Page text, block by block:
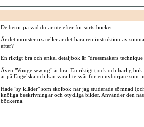
De beror på vad du är ute efter för sorts böcker.
Är det mönster oxå eller är det bara ren instruktion av
efter?
En riktigt bra och enkel detaljbok är "dressmakers
Även "Vouge sewing" är bra. En riktigt tjock och härlig
är på Engelska och kan vara lite svår för en nybörjare som
Hade "sy kläder" som skolbok när jag studerade sömnad
knöliga beskrivningar och otydliga bilder. Använder den
böckerna.